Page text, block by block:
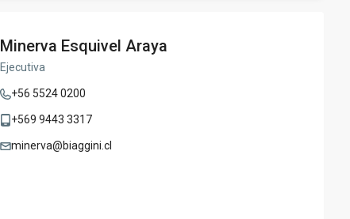
Minerva Esquivel Araya
Ejecutiva
+56 5524 0200
+569 9443 3317
minerva@biaggini.cl